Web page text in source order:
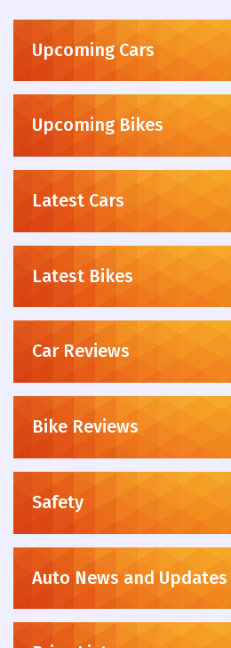
Upcoming Cars
Upcoming Bikes
Latest Cars
Latest Bikes
Car Reviews
Bike Reviews
Safety
Auto News and Updates